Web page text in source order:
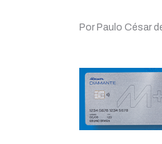
Por Paulo César